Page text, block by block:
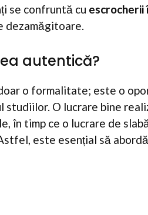
se confruntă cu escrocherii
dezamăgitoare.
autentică?
o formalitate; este o
studiilor. O lucrare bine
în timp ce o lucrare de
este esențial să